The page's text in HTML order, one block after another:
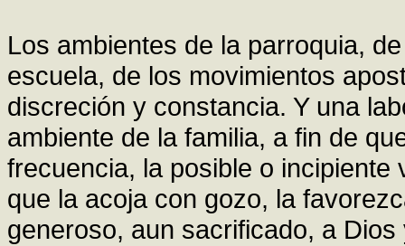
Los ambientes de la parroquia,
escuela, de los movimientos
discreción y constancia. Y una
ambiente de la familia, a fin de
frecuencia, la posible o
que la acoja con gozo, la
generoso, aun sacrificado, a